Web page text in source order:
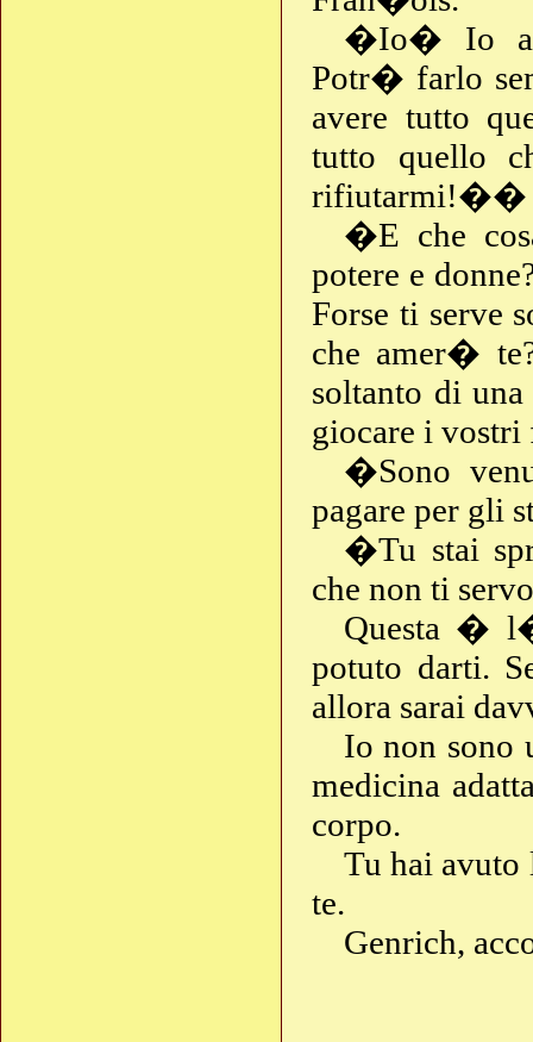
�Io� Io
Potr� farlo
avere tutto
tutto quello
rifiutarmi!��
�E che
potere e
Forse ti serve
che amer�
soltanto di
giocare i
�Sono
pagare per
�Tu stai
che non ti
Questa �
potuto darti.
allora sarai
Io non sono
medicina
corpo.
Tu hai
te.
Genrich,